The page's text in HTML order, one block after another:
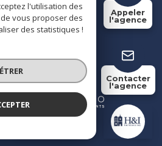
H&I Patrimoine
Appeler
l'agence
Contacter
l'agence
l'utilisation des
vous proposer des
des statistiques !